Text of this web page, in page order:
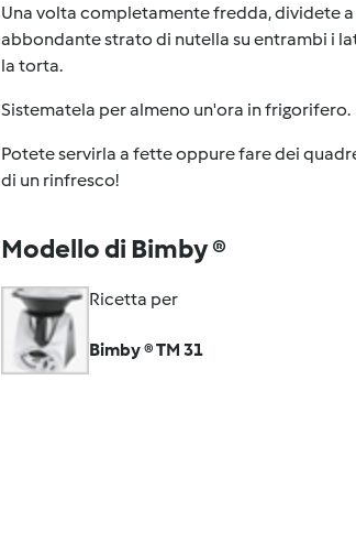
Una volta completamente fredda, dividete
abbondante strato di nutella su entrambi i
la torta.
Sistematela per almeno un'ora in frigorifero.
Potete servirla a fette oppure fare dei
di un rinfresco!
Modello di Bimby ®
Ricetta per
Bimby ® TM 31